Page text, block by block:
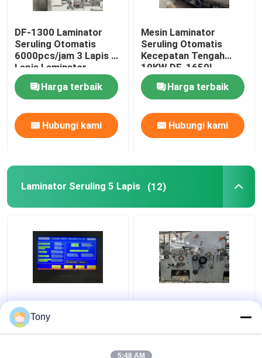
DF-1300 Laminator
Seruling Otomatis
6000pcs/jam 3 Lapis 5
Lapis Laminator
Seruling
Harga terbaik
Hubungi kami
Mesin Laminator
Seruling Otomatis
Kecepatan Tengah
19KW DF-1650L
Harga terbaik
Hubungi kami
Laminator Seruling 5 Lapis (12)
Dua Seruling Kombinasi
Mesin Laminator
Seruling Otomatis
Flute Laminator Mesin
Tony
5:48 AM